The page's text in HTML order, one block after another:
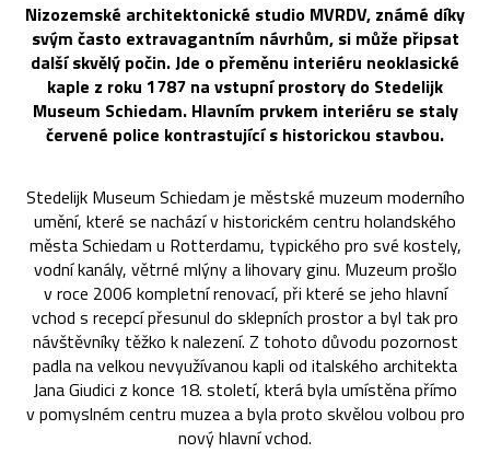
Nizozemské architektonické studio MVRDV, známé díky
svým často extravagantním návrhům, si může připsat
další skvělý počin. Jde o přeměnu interiéru neoklasické
kaple z roku 1787 na vstupní prostory do Stedelijk
Museum Schiedam. Hlavním prvkem interiéru se staly
červené police kontrastující s historickou stavbou.
Stedelijk Museum Schiedam je městské muzeum moderního
umění, které se nachází v historickém centru holandského
města Schiedam u Rotterdamu, typického pro své kostely,
vodní kanály, větrné mlýny a lihovary ginu. Muzeum prošlo
v roce 2006 kompletní renovací, při které se jeho hlavní
vchod s recepcí přesunul do sklepních prostor a byl tak pro
návštěvníky těžko k nalezení. Z tohoto důvodu pozornost
padla na velkou nevyužívanou kapli od italského architekta
Jana Giudici z konce 18. století, která byla umístěna přímo
v pomyslném centru muzea a byla proto skvělou volbou pro
nový hlavní vchod.